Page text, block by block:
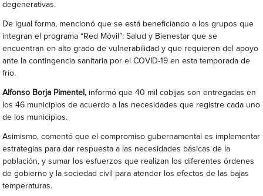
degenerativas.
De igual forma, mencionó que se está beneficiando a los grupos que
integran el programa “Red Móvil”: Salud y Bienestar que se
encuentran en alto grado de vulnerabilidad y que requieren del apoyo
ante la contingencia sanitaria por el COVID-19 en esta temporada de
frío.
Alfonso Borja Pimentel, informó que 40 mil cobijas son entregadas en
los 46 municipios de acuerdo a las necesidades que registre cada uno
de los municipios.
Asimismo, comentó que el compromiso gubernamental es implementar
estrategias para dar respuesta a las necesidades básicas de la
población, y sumar los esfuerzos que realizan los diferentes órdenes
de gobierno y la sociedad civil para atender los efectos de las bajas
temperaturas.